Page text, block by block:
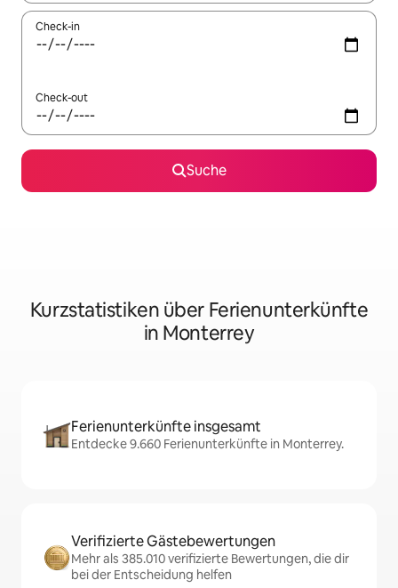
Check-in
Check-out
Suche
Kurzstatistiken über Ferienunterkünfte
in Monterrey
Ferienunterkünfte insgesamt
Entdecke 9.660 Ferienunterkünfte in Monterrey.
Verifizierte Gästebewertungen
Mehr als 385.010 verifizierte Bewertungen, die dir
bei der Entscheidung helfen